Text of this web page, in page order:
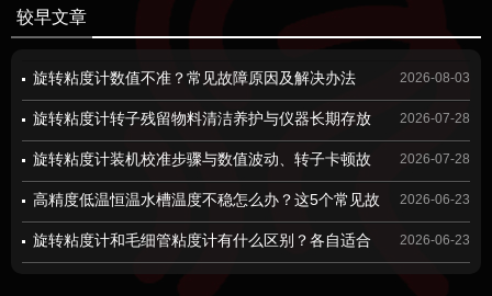
较早文章
旋转粘度计数值不准？常见故障原因及解决办法 2026-08-03
旋转粘度计转子残留物料清洁养护与仪器长期存放
规范
2026-07-28
旋转粘度计装机校准步骤与数值波动、转子卡顿故
障检修方案
2026-07-28
高精度低温恒温水槽温度不稳怎么办？这5个常见故
障原因及解决方法，建议收藏！
2026-06-23
旋转粘度计和毛细管粘度计有什么区别？各自适合
2026-06-23